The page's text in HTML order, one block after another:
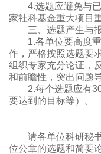
4.选题应避免与
家社科基金重大项目
三、选题产生与
1.各单位要高度
作，严格按照选题要
组织专家充分论证，
和前瞻性，突出问题
2.每个选题应有
要达到的目标等）。
请各单位科研秘
位公章的选题和简要